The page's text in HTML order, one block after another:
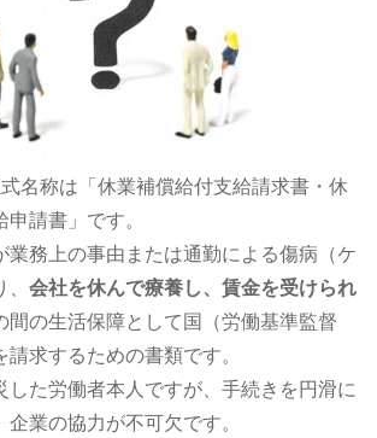
名称は「休業補償給付支給請求書・休
請書」です。
業務上の事由または通勤による傷病（ケ
会社を休んで療養し、賃金を受けられ
間の生活保障として国（労働基準監督
求するための書類です。
した労働者本人ですが、手続きを円滑に
業の協力が不可欠です。